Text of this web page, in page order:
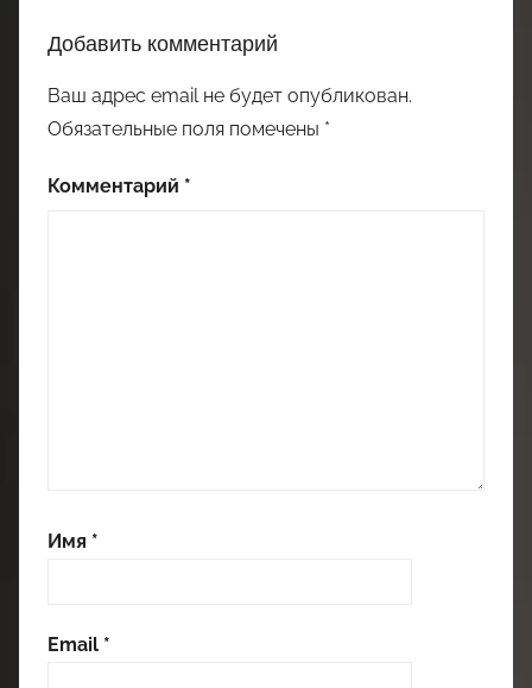
Добавить комментарий
Ваш адрес email не будет опубликован.
Обязательные поля помечены *
Комментарий *
Имя *
Email *